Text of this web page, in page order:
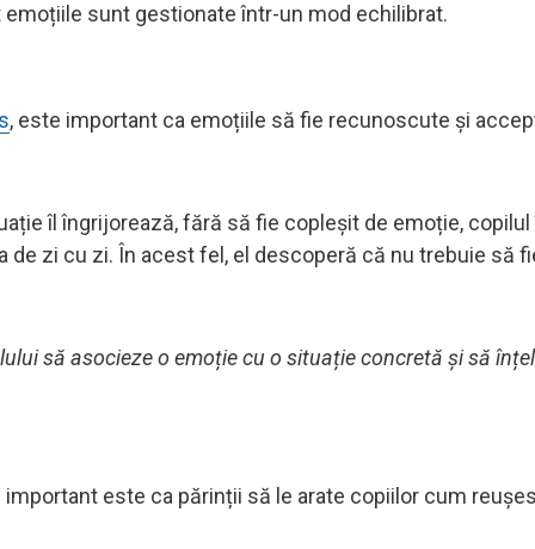
sunt gestionate într-un mod echilibrat.
, este important ca emoțiile să fie recunoscute și
îl îngrijorează, fără să fie copleșit de emoție,
zi cu zi. În acest fel, el descoperă că nu trebuie să
să asocieze o emoție cu o situație concretă și să
este ca părinții să le arate copiilor cum